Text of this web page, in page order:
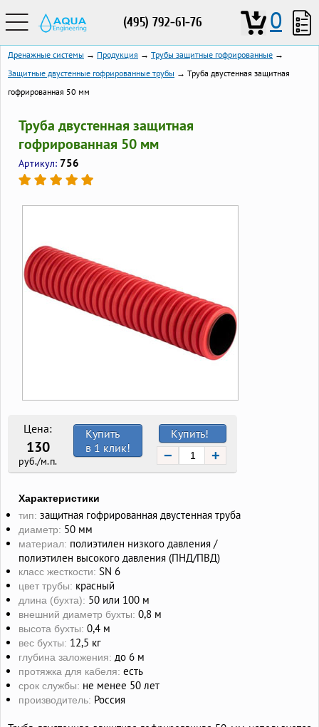
(495) 792-61-76 0
Дренажные системы → Продукция → Трубы защитные гофрированные →
Защитные двустенные гофрированные трубы → Труба двустенная защитная
гофрированная 50 мм
Труба двустенная защитная
гофрированная 50 мм
Артикул: 756
Цена:
130
руб./м.п.
Купить!
− +
Купить
в 1 клик!
Характеристики
тип: защитная гофрированная двустенная труба
диаметр: 50 мм
материал: полиэтилен низкого давления /
полиэтилен высокого давления (ПНД/ПВД)
класс жесткости: SN 6
цвет трубы: красный
длина (бухта): 50 или 100 м
внешний диаметр бухты: 0,8 м
высота бухты: 0,4 м
вес бухты: 12,5 кг
глубина заложения: до 6 м
протяжка для кабеля: есть
срок службы: не менее 50 лет
производитель: Россия